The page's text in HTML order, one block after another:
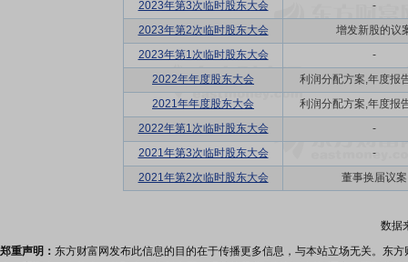
2023年第3次临时股东大会
-
2023年第2次临时股东大会
增发新股的议
2023年第1次临时股东大会
-
2022年年度股东大会
利润分配方案,年度报
2021年年度股东大会
利润分配方案,年度报
2022年第1次临时股东大会
-
2021年第3次临时股东大会
-
2021年第2次临时股东大会
董事换届议案
数据
郑重声明： 东方财富网发布此信息的目的在于传播更多信息，与本站立场无关。东